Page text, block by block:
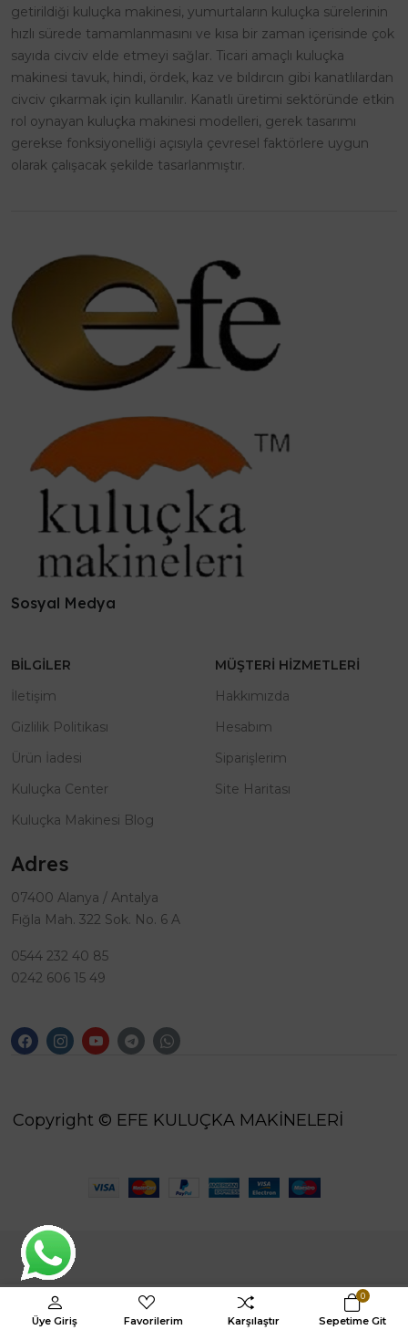
Üye Giriş Favorilerim Karşılaştır
0
Sepetime Git
getirildiği kuluçka makinesi, yumurtaların kuluçka sürelerinin
hızlı sürede tamamlanmasını ve kısa bir zaman içerisinde çok
sayıda civciv elde etmeyi sağlar. Ticari amaçlı kuluçka
makinesi tavuk, hindi, ördek, kaz ve bıldırcın gibi kanatlılardan
civciv çıkarmak için kullanılır. Kanatlı üretimi sektöründe etkin
rol oynayan kuluçka makinesi modelleri, gerek tasarımı
gerekse fonksiyonelliği açısıyla çevresel faktörlere uygun
olarak çalışacak şekilde tasarlanmıştır.
Sosyal Medya
BILGILER
İletişim
Gizlilik Politikası
Ürün İadesi
Kuluçka Center
Kuluçka Makinesi Blog
MÜŞTERI HIZMETLERI
Hakkımızda
Hesabım
Siparişlerim
Site Haritası
Adres
07400 Alanya / Antalya
Fığla Mah. 322 Sok. No. 6 A
0544 232 40 85
0242 606 15 49
Copyright © EFE KULUÇKA MAKİNELERİ